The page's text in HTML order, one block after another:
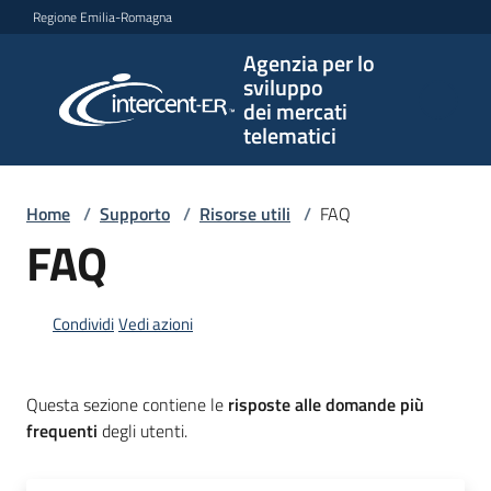
Vai al contenuto
Vai alla navigazione
Vai al footer
Regione Emilia-Romagna
Agenzia per lo
sviluppo
dei mercati
telematici
per lo
sviluppo
telematici
L'Agenzia
Bandi
e
Home / Supporto / Risorse utili / FAQ
FAQ
CondividiVedi azioni
Questa sezione contiene le risposte alle domande più
frequenti degli utenti.